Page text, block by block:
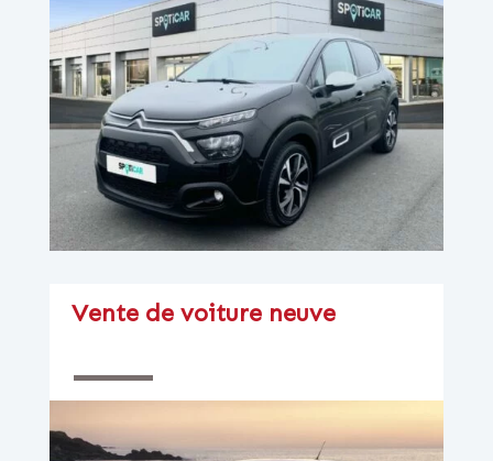
Vente de voiture neuve